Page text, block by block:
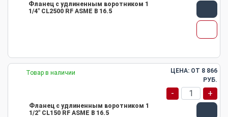
Фланец с удлиненным воротником 1
1/4" CL2500 RF ASME B 16.5
Товар в наличии
Фланец с удлиненным воротником 1
1/2" CL150 RF ASME B 16.5
ЦЕНА: ОТ 8 866
РУБ.
- +